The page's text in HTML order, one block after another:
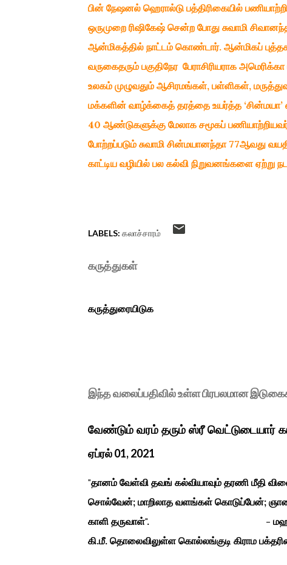
பின் நேஷனல் ஹெரால்டு பத்திரிகையில்
ஒருமுறை ரிஷிகேஷ் சென்ற போது சுவாமி
ஆன்மிகத்தில் நாட்டம் கொண்டார். ஆன்மிகப்
வருகைதரும் பகுதிநேர பேராசிரியராக
உலகம் முழுவதும் ஆசிரமங்கள், பள்ளிகள்,
மக்களின் வாழ்க்கைத் தரத்தை உயர்த்த
40 ஆண்டுகளுக்கு மேலாக சமூகப்
போற்றப்படும் சுவாமி சின்மயானந்தா 77ஆவது
காட்டிய வழியில் பல கல்வி நிறுவனங்களை ஏற்று
LABELS: கலாச்சாரம்
கருத்துகள்
கருத்துரையிடுக
இந்த வலைப்பதிவில் உள்ள பிரபலமான
வேண்டும் வரம் தரும் ஸ்ரீ வெட்டுடையார்
ஏப்ரல் 01, 2021
"தானம் வேள்வி தவங் கல்வியாவும் தரணி மீதி
சொல்வேன்; மாறிலாத வளங்கள் கொடுப்பேன்;
காளி தருவாள்". - மஹாகவி
கி.மீ. தொலைவிலுள்ள கொல்லங்குடி கிராம